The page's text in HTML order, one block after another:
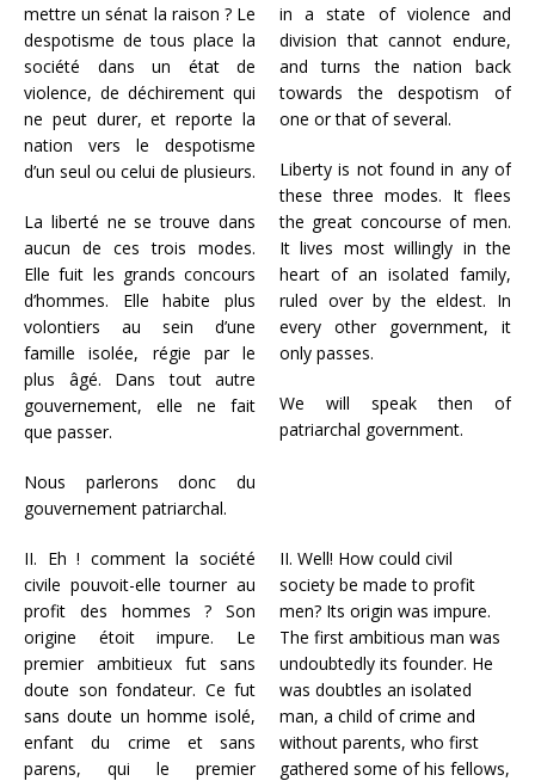
mettre un sénat la raison ? Le
despotisme de tous place la
société dans un état de
violence, de déchirement qui
ne peut durer, et reporte la
nation vers le despotisme
d’un seul ou celui de plusieurs.
La liberté ne se trouve dans
aucun de ces trois modes.
Elle fuit les grands concours
d’hommes. Elle habite plus
volontiers au sein d’une
famille isolée, régie par le
plus âgé. Dans tout autre
gouvernement, elle ne fait
que passer.
Nous parlerons donc du
gouvernement patriarchal.
in a state of violence and
division that cannot endure,
and turns the nation back
towards the despotism of
one or that of several.
Liberty is not found in any of
these three modes. It flees
the great concourse of men.
It lives most willingly in the
heart of an isolated family,
ruled over by the eldest. In
every other government, it
only passes.
We will speak then of
patriarchal government.
II. Eh ! comment la société
civile pouvoit-elle tourner au
profit des hommes ? Son
origine étoit impure. Le
premier ambitieux fut sans
doute son fondateur. Ce fut
sans doute un homme isolé,
enfant du crime et sans
parens, qui le premier
II. Well! How could civil
society be made to profit
men? Its origin was impure.
The first ambitious man was
undoubtedly its founder. He
was doubtles an isolated
man, a child of crime and
without parents, who first
gathered some of his fellows,